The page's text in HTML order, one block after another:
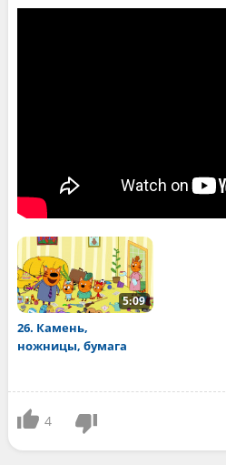
5:09
26. Камень,
ножницы, бумага
4